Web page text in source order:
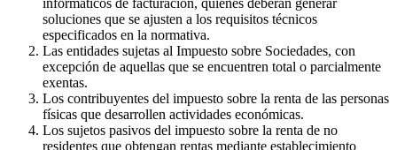
soluciones que se ajusten a los requisitos técnicos
especificados en la normativa.
Las entidades sujetas al Impuesto sobre Sociedades, con
excepción de aquellas que se encuentren total o parcialmente
exentas.
Los contribuyentes del impuesto sobre la renta de las personas
físicas que desarrollen actividades económicas.
Los sujetos pasivos del impuesto sobre la renta de no
residentes que obtengan rentas mediante establecimiento